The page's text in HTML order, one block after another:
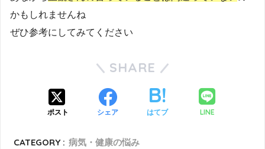
かもしれませんね
ぜひ参考にしてみてください
SHARE
ポスト シェア はてブ LINE
CATEGORY : 病気・健康の悩み